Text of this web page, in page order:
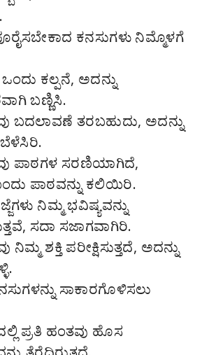
ಕನಸುಗಳು ನಿಮ್ಮೊಳಗೆ
ಕಲ್ಪನೆ, ಅದನ್ನು
ಬಣ್ಣಿಸಿ.
ಬದಲಾವಣೆ ತರಬಹುದು, ಅದನ್ನು
ಬೆಳೆಸಿರಿ.
ಪಾಠಗಳ ಸರಣಿಯಾಗಿದೆ,
ಪಾಠವನ್ನು ಕಲಿಯಿರಿ.
ನಿಮ್ಮ ಭವಿಷ್ಯವನ್ನು
ಸದಾ ಸಜಾಗವಾಗಿರಿ.
ನಿಮ್ಮ ಶಕ್ತಿ ಪರೀಕ್ಷಿಸುತ್ತದೆ, ಅದನ್ನು
ಸಾಕಾರಗೊಳಿಸಲು
ಪ್ರತಿ ಹಂತವು ಹೊಸ